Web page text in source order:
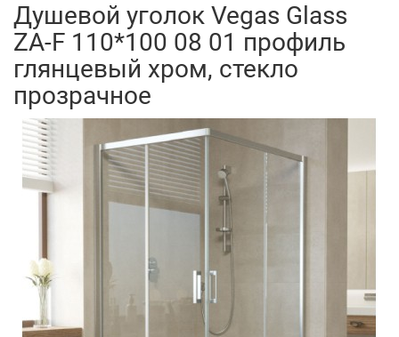
Душевой уголок Vegas Glass
ZA-F 110*100 08 01 профиль
глянцевый хром, стекло
прозрачное